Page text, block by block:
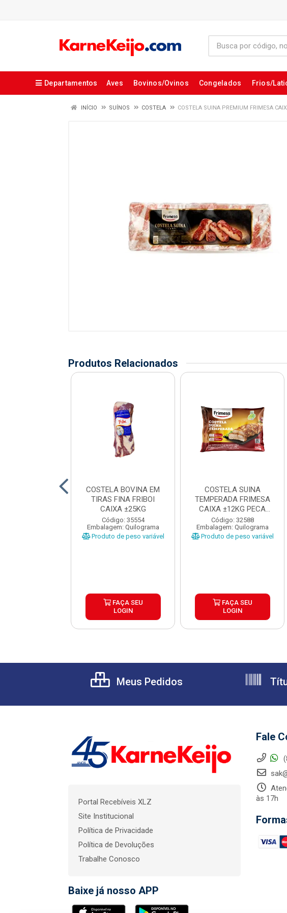
Departamentos Aves Bovinos/Ovinos Congelados Frios/
INÍCIO SUÍNOS COSTELA COSTELA SUINA PREMIUM FRIMESA
Produtos Relacionados
COSTELA BOVINA EM
TIRAS FINA FRIBOI
CAIXA ±25KG
Código: 35554
Embalagem: Quilograma
Produto de peso variável
FAÇA SEU
LOGIN
COSTELA SUINA
TEMPERADA FRIMESA
CAIXA ±12KG PECA
±900G
Código: 32588
Embalagem: Quilograma
Produto de peso variável
FAÇA SEU
LOGIN
Meus Pedidos
Portal Recebíveis XLZ
Site Institucional
Política de Privacidade
Política de Devoluções
Trabalhe Conosco
Baixe já nosso APP
Fale
às 17h